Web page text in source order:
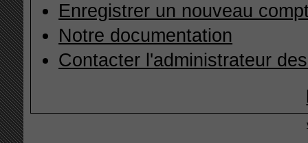
Enregistrer un nouveau
Notre documentation
Contacter l'administrateur